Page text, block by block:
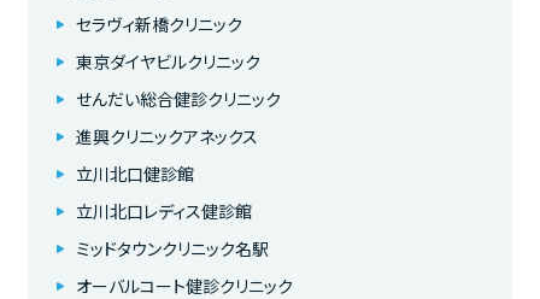
セラヴィ新橋クリニック
東京ダイヤビルクリニック
せんだい総合健診クリニック
進興クリニックアネックス
立川北口健診館
立川北口レディス健診館
ミッドタウンクリニック名駅
オーバルコート健診クリニック